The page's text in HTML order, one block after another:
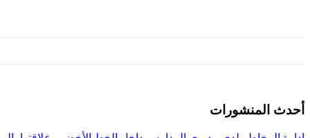
أحدث المنشورات